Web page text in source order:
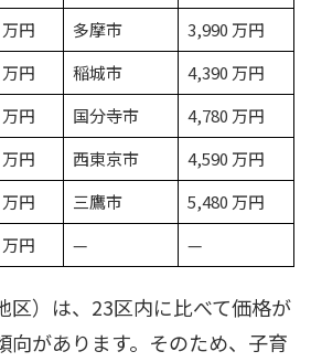
円 多摩市
3,990 万円
円 稲城市
4,390 万円
円 国分寺市
4,780 万円
円 西東京市
4,590 万円
円 三鷹市
5,480 万円
円 — —
区）は、23区内に比べて価格が
向があります。そのため、子育